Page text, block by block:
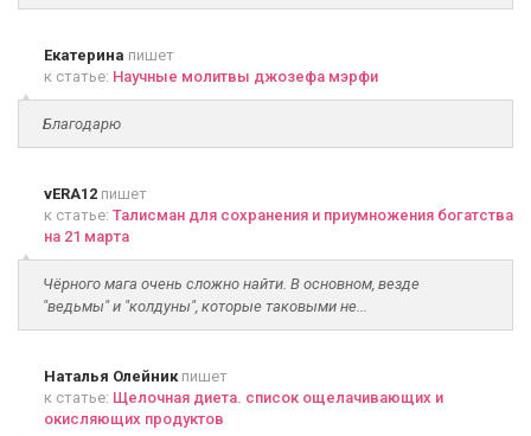
Екатерина пишет
к статье: Научные молитвы джозефа мэрфи
Благодарю
vERA12 пишет
к статье: Талисман для сохранения и приумножения богатства
на 21 марта
Чёрного мага очень сложно найти. В основном, везде
"ведьмы" и "колдуны", которые таковыми не...
Наталья Олейникпишет
к статье: Щелочная диета. список ощелачивающих и
окисляющих продуктов